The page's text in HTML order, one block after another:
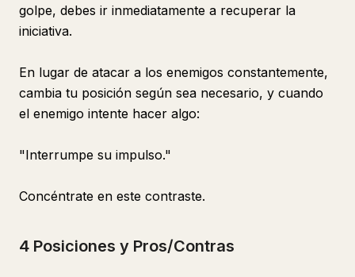
golpe, debes ir inmediatamente a recuperar la
iniciativa.
En lugar de atacar a los enemigos constantemente,
cambia tu posición según sea necesario, y cuando
el enemigo intente hacer algo:
"Interrumpe su impulso."
Concéntrate en este contraste.
4 Posiciones y Pros/Contras